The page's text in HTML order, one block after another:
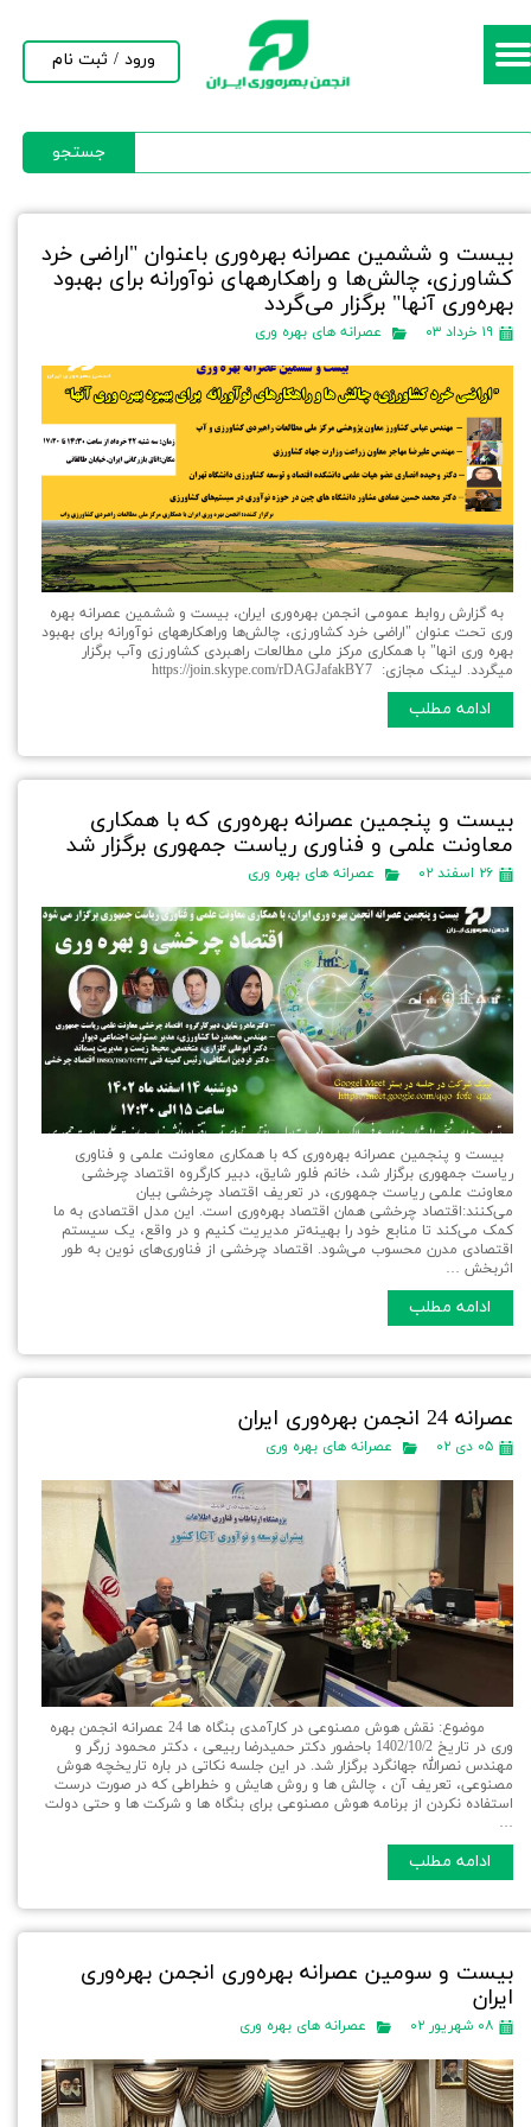
جستجو
ورود / ثبت نام
حساب کاربری من
خروج از حساب کاربری
بیست و ششمین عصرانه بهره‌وری باعنوان "اراضی خرد
کشاورزی، چالش‌ها و راهکارههای نوآورانه برای بهبود
بهره‌وری آنها" برگزار می‌گردد
۱۹ خرداد ۰۳ عصرانه های بهره وری
به گزارش روابط عمومی انجمن بهره‌وری ایران، بیست و ششمین عصرانه بهره
وری تحت عنوان "اراضی خرد کشاورزی، چالش‌ها وراهکارههای نوآورانه برای بهبود
بهره وری انها" با همکاری مرکز ملی مطالعات راهبردی کشاورزی وآب برگزار
میگردد. لینک مجازی: https://join.skype.com/rDAGJafakBY7
ادامه مطلب
بیست و پنجمین عصرانه بهره‌وری که با همکاری
معاونت علمی و فناوری ریاست جمهوری برگزار شد
۲۶ اسفند ۰۲ عصرانه های بهره وری
بیست و پنجمین عصرانه بهره‌وری که با همکاری معاونت علمی و فناوری
ریاست جمهوری برگزار شد، خانم فلور شایق، دبیر کارگروه اقتصاد چرخشی
معاونت علمی ریاست جمهوری، در تعریف اقتصاد چرخشی بیان
می‌کنند:اقتصاد چرخشی همان اقتصاد بهره‌وری است. این مدل اقتصادی به ما
کمک می‌کند تا منابع خود را بهینه‌تر مدیریت کنیم و در واقع، یک سیستم
اقتصادی مدرن محسوب می‌شود. اقتصاد چرخشی از فناوری‌های نوین به طور
اثربخش …
ادامه مطلب
عصرانه 24 انجمن بهره‌وری ایران
۰۵ دی ۰۲ عصرانه های بهره وری
موضوع: نقش هوش مصنوعی در کارآمدی بنگاه ها 24 عصرانه انجمن بهره
وری در تاریخ 1402/10/2 باحضور دکتر حمیدرضا ربیعی ، دکتر محمود زرگر و
مهندس نصرالله جهانگرد برگزار شد. در این جلسه نکاتی در باره تاریخچه هوش
مصنوعی، تعریف آن ، چالش ها و روش هایش و خطراطی که در صورت درست
استفاده نکردن از برنامه هوش مصنوعی برای بنگاه ها و شرکت ها و حتی دولت
…
ادامه مطلب
بیست و سومین عصرانه بهره‌وری انجمن بهره‌وری
ایران
۰۸ شهریور ۰۲ عصرانه های بهره وری